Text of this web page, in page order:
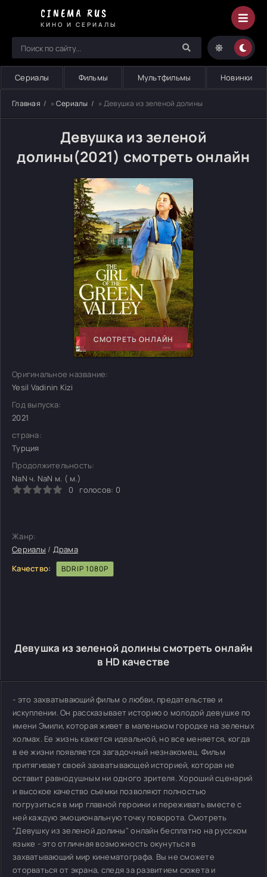
CINEMA RUS
КИНО И СЕРИАЛЫ
Сериалы Фильмы Мультфильмы Новинки
Главная » Сериалы » Девушка из зеленой долины
Девушка из зеленой
долины(2021) смотреть онлайн
СМОТРЕТЬ ОНЛАЙН
Оригинальное название:
Yesil Vadinin Kizi
Год выпуска:
2021
страна:
Турция
Продолжительность:
NaN ч. NaN м. ( м.)
0
голосов: 0
Жанр:
Сериалы / Драма
Качество:
BDRIP 1080P
Девушка из зеленой долины смотреть онлайн
в HD качестве
- это захватывающий фильм о любви, предательстве и
искуплении. Он рассказывает историю о молодой девушке по
имени Эмили, которая живет в маленьком городке на зеленых
холмах. Ее жизнь кажется идеальной, но все меняется, когда
в ее жизни появляется загадочный незнакомец. Фильм
притягивает своей захватывающей историей, которая не
оставит равнодушным ни одного зрителя. Хороший сценарий
и высокое качество съемки позволяют полностью
погрузиться в мир главной героини и переживать вместе с
ней каждую эмоциональную точку поворота. Смотреть
"Девушку из зеленой долины" онлайн бесплатно на русском
языке - это отличная возможность окунуться в
захватывающий мир кинематографа. Вы не сможете
оторваться от экрана, следя за развитием сюжета и